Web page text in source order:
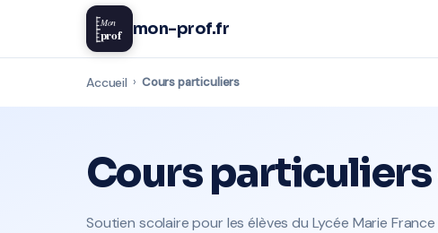
Mon
prof mon-prof.fr
Accueil › Cours particuliers
Cours
Soutien scolaire pour les élèves du Lycée Marie